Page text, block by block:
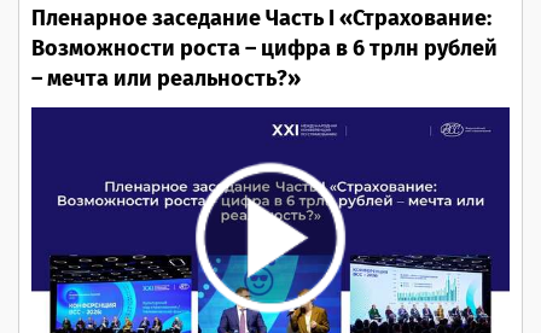
Пленарное заседание Часть I «Страхование:
Возможности роста – цифра в 6 трлн рублей
– мечта или реальность?»